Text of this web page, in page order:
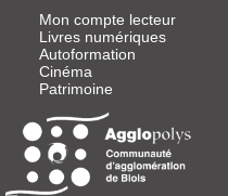
joueur,
malade,
fumeur,
et
l'automobiliste,
le
croyant
et
Mon compte lecteur
Livres numériques
Autoformation
Cinéma
Patrimoine